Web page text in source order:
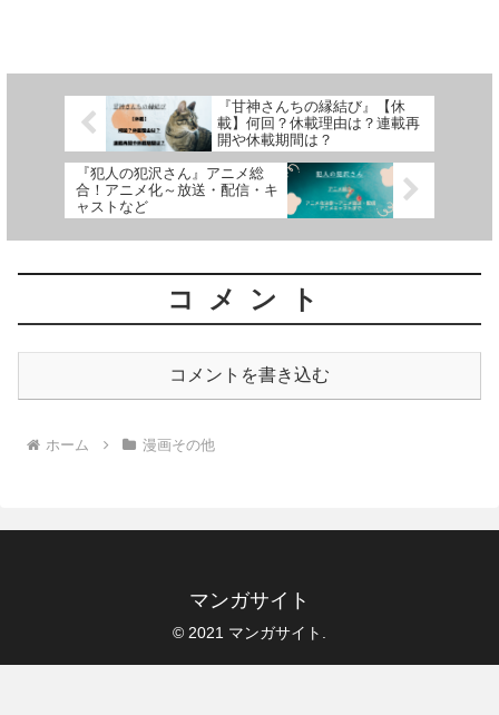
『甘神さんちの縁結び』【休
載】何回？休載理由は？連載再
開や休載期間は？
『犯人の犯沢さん』アニメ総
合！アニメ化～放送・配信・キ
ャストなど
コメント
コメントを書き込む
ホーム 漫画その他
マンガサイト
© 2021 マンガサイト.